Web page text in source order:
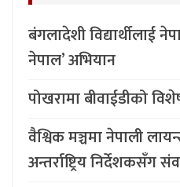
बंगलादेशी विद्यार्थीलाई
नेपाल’ अभियान
पोखरामा बीवाईडीको
वैश्विक मञ्चमा नेपाली
अन्तर्राष्ट्रिय निर्देशकसँग